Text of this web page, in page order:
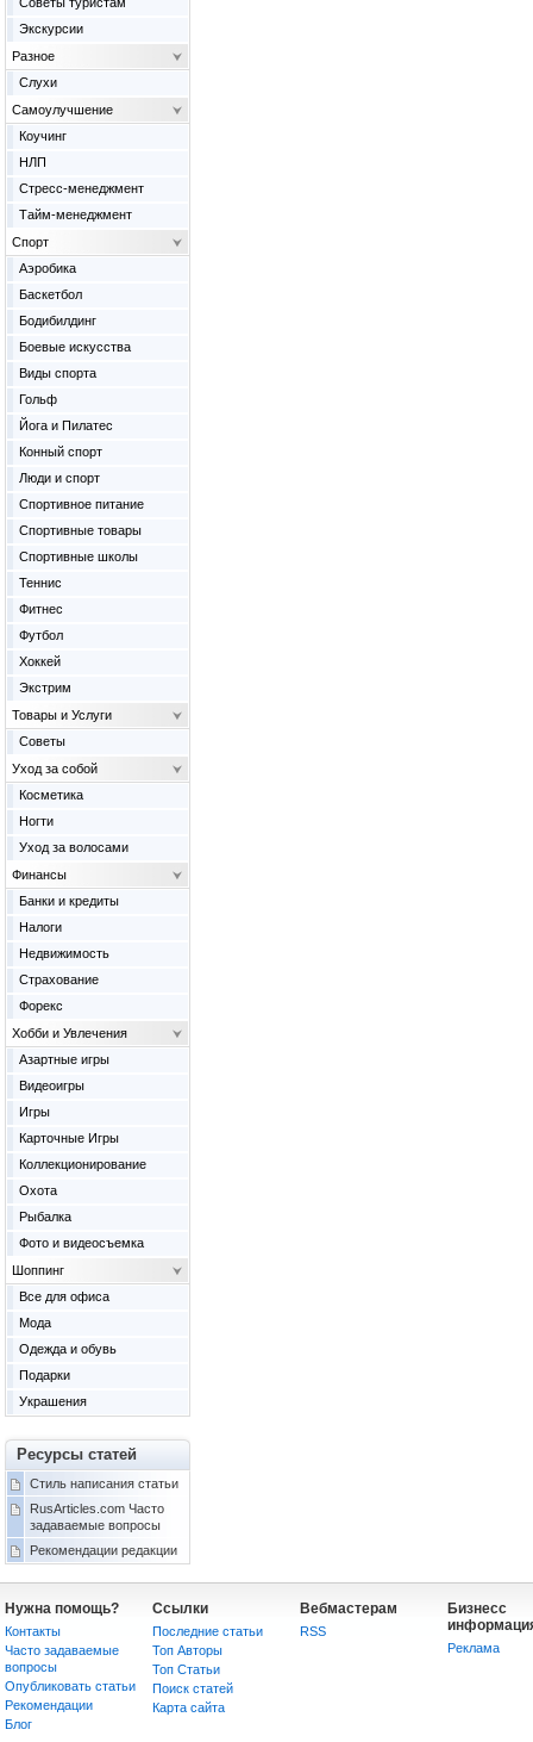
Экскурсии
Разное
Слухи
Самоулучшение
Коучинг
НЛП
Стресс-менеджмент
Тайм-менеджмент
Спорт
Аэробика
Баскетбол
Бодибилдинг
Боевые искусства
Виды спорта
Гольф
Йога и Пилатес
Конный спорт
Люди и спорт
Спортивное питание
Спортивные товары
Спортивные школы
Теннис
Фитнес
Футбол
Хоккей
Экстрим
Товары и Услуги
Советы
Уход за собой
Косметика
Ногти
Уход за волосами
Финансы
Банки и кредиты
Налоги
Недвижимость
Страхование
Форекс
Хобби и Увлечения
Азартные игры
Видеоигры
Игры
Карточные Игры
Коллекционирование
Охота
Рыбалка
Фото и видеосъемка
Шоппинг
Все для офиса
Мода
Одежда и обувь
Подарки
Украшения
Ресурсы статей
Стиль написания статьи
RusArticles.com Часто
задаваемые вопросы
Рекомендации редакции
Нужна помощь?
Контакты
Часто задаваемые
вопросы
Опубликовать статьи
Рекомендации
Блог
Ссылки
Последние статьи
Топ Авторы
Топ Статьи
Поиск статей
Карта сайта
Вебмастерам
RSS
Бизнесс
Реклама